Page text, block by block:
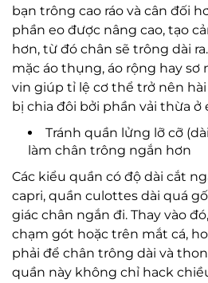
bạn trông cao ráo và cân đối
phần eo được nâng cao, tạo
hơn, từ đó chân sẽ trông dài
mặc áo thụng, áo rộng hay sơ
vin giúp tỉ lệ cơ thể trở nên
bị chia đôi bởi phần vải thừa ở
Tránh quần lửng lỡ cỡ
làm chân trông ngắn hơn
Các kiểu quần có độ dài cắt
capri, quần culottes dài quá
giác chân ngắn đi. Thay vào
chạm gót hoặc trên mắt cá,
phải để chân trông dài và
quần này không chỉ hack